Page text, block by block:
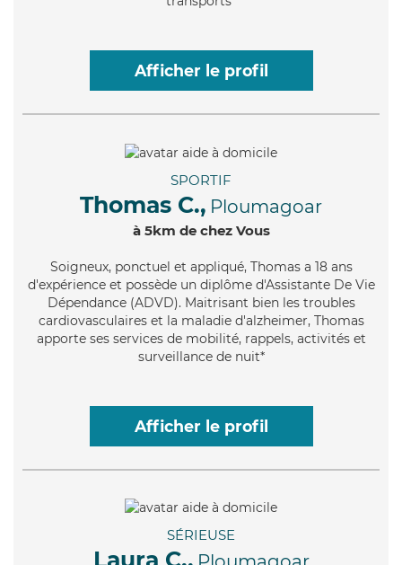
Afficher le profil
SPORTIF
Thomas C., Ploumagoar
à 5km de chez Vous
Soigneux, ponctuel et appliqué, Thomas a 18 ans
d'expérience et possède un diplôme d'Assistante De Vie
Dépendance (ADVD). Maitrisant bien les troubles
cardiovasculaires et la maladie d'alzheimer, Thomas
apporte ses services de mobilité, rappels, activités et
surveillance de nuit*
Afficher le profil
SÉRIEUSE
Laura C.,